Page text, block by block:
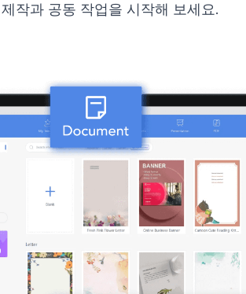
작과 공동 작업을 시작해 보세요.